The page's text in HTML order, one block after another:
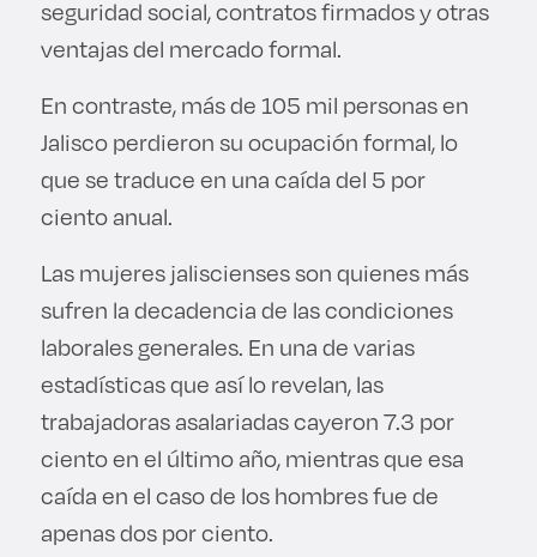
seguridad social, contratos firmados y otras
ventajas del mercado formal.
En contraste, más de 105 mil personas en
Jalisco perdieron su ocupación formal, lo
que se traduce en una caída del 5 por
ciento anual.
Las mujeres jaliscienses son quienes más
sufren la decadencia de las condiciones
laborales generales. En una de varias
estadísticas que así lo revelan, las
trabajadoras asalariadas cayeron 7.3 por
ciento en el último año, mientras que esa
caída en el caso de los hombres fue de
apenas dos por ciento.